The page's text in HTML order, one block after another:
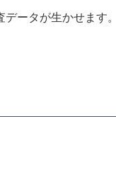
ータが生かせます。